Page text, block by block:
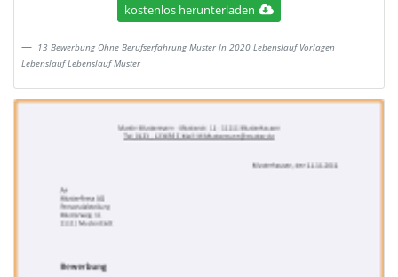
kostenlos herunterladen
13 Bewerbung Ohne Berufserfahrung Muster In 2020 Lebenslauf Vorlagen
Lebenslauf Lebenslauf Muster